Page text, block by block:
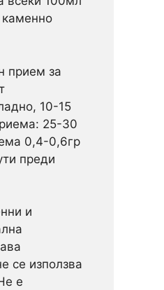
каменно
прием за
10-15
25-30
0,4-0,6гр
преди
и
се използва
е